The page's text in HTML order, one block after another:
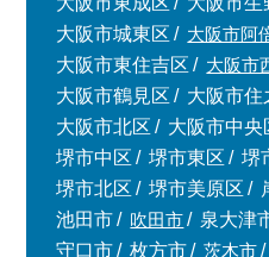
大阪市城東区
大阪市阿
大阪市東住吉区
大阪市
大阪市鶴見区
大阪市住
大阪市北区
大阪市中央
堺市中区
堺市東区 堺
堺市北区
堺市美原区
池田市
吹田市 泉大津
守口市
枚方市 茨木市